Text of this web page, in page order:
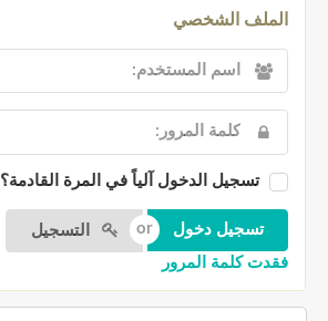
الملف الشخصي
تسجيل الدخول آلياً في المرة القادمة؟
التسجيل
فقدت كلمة المرور